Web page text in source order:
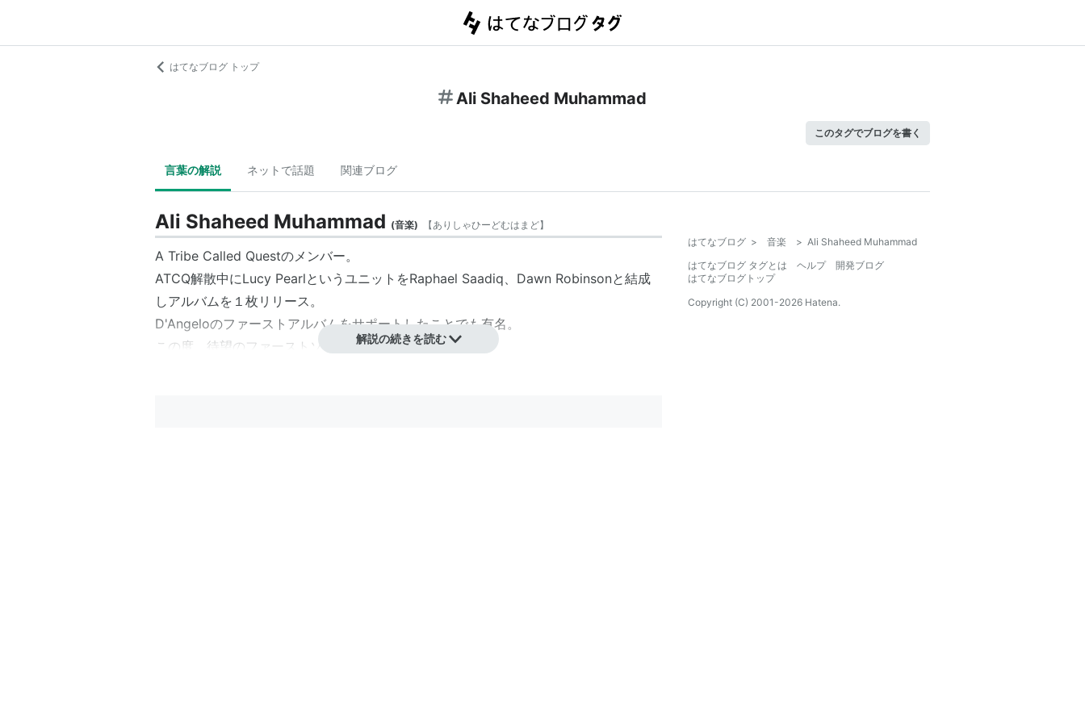
はてなブログ トップ
Ali Shaheed Muhammad
このタグでブログを書く
言葉の解説 ネットで話題 関連ブログ
Ali Shaheed Muhammad (音楽) 【ありしゃひーどむはまど】
A Tribe Called Questのメンバー。
ATCQ解散中にLucy PearlというユニットをRaphael Saadiq、Dawn Robinsonと結成
しアルバムを１枚リリース。
D'Angeloのファーストアルバムをサポートしたことでも有名。
この度、待望のファーストソロアルバムをリリース。
解説の続きを読む
はてなブログ > 音楽 > Ali Shaheed Muhammad
はてなブログ タグとは
ヘルプ
開発ブログ
はてなブログトップ
Copyright (C) 2001-2026 Hatena.